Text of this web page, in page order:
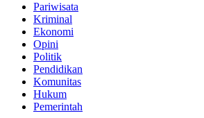
Pariwisata
Kriminal
Ekonomi
Opini
Politik
Pendidikan
Komunitas
Hukum
Pemerintah